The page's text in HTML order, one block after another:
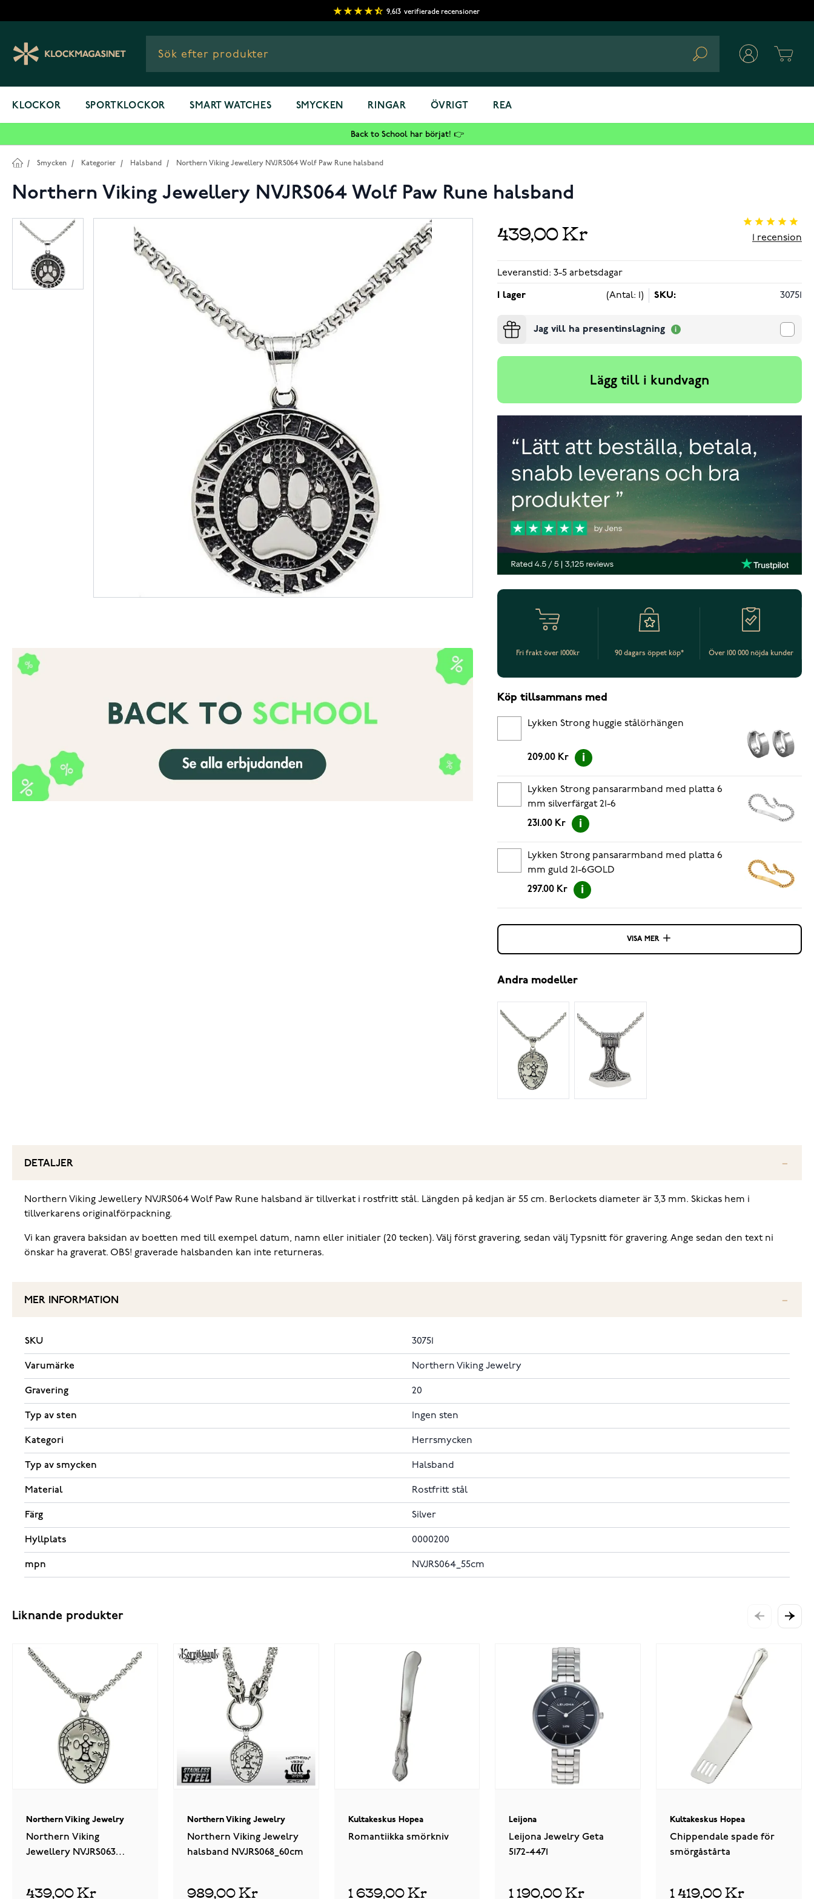
9,613 verifierade recensioner
Search
KLOCKOR SPORTKLOCKOR SMART WATCHES SMYCKEN RINGAR ÖVRIGT REA
Back to School har börjat! 👉
/ Smycken / Kategorier / Halsband / Northern Viking Jewellery NVJRS064 Wolf Paw Rune halsband
Northern Viking Jewellery NVJRS064 Wolf Paw Rune halsband
439,00 Kr 1 recension
Leveranstid: 3-5 arbetsdagar
I lager (Antal: 1) SKU: 30751
Jag vill ha presentinslagning
Lägg till i kundvagn
Fri frakt över 1000kr 90 dagars öppet köp* Över 100 000 nöjda kunder
Köp tillsammans med
Lykken Strong huggie stålörhängen
209.00 Kr
Lykken Strong pansararmband med platta 6
mm silverfärgat 21-6
231.00 Kr
Lykken Strong pansararmband med platta 6
mm guld 21-6GOLD
297.00 Kr
VISA MER
Andra modeller
DETALJER
Northern Viking Jewellery NVJRS064 Wolf Paw Rune halsband är tillverkat i rostfritt stål. Längden på kedjan är 55 cm. Berlockets diameter är 3,3 mm. Skickas hem i
tillverkarens originalförpackning.
Vi kan gravera baksidan av boetten med till exempel datum, namn eller initialer (20 tecken). Välj först gravering, sedan välj Typsnitt för gravering. Ange sedan den text ni
önskar ha graverat. OBS! graverade halsbanden kan inte returneras.
MER INFORMATION
SKU 30751
Varumärke Northern Viking Jewelry
Gravering 20
Typ av sten Ingen sten
Kategori Herrsmycken
Typ av smycken Halsband
Material Rostfritt stål
Färg Silver
Hyllplats 0000200
mpn NVJRS064_55cm
Liknande produkter
Northern Viking Jewelry
Northern Viking
Jewellery NVJRS063
439,00 Kr
Northern Viking Jewelry
Northern Viking Jewelry
halsband NVJRS068_60cm
989,00 Kr
Kultakeskus Hopea
Romantiikka smörkniv
1 639,00 Kr
Leijona
Leijona Jewelry Geta
5172-4471
1 190,00 Kr
Kultakeskus Hopea
Chippendale spade för
smörgåstårta
1 419,00 Kr